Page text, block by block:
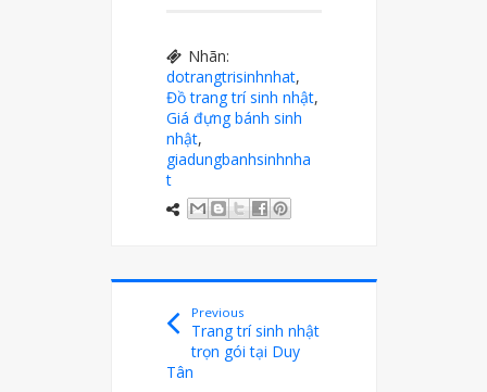
Nhãn:
dotrangtrisinhnhat,
Đồ trang trí sinh nhật,
Giá đựng bánh sinh
nhật,
giadungbanhsinhnha
t
Previous
Trang trí sinh nhật
trọn gói tại Duy
Tân